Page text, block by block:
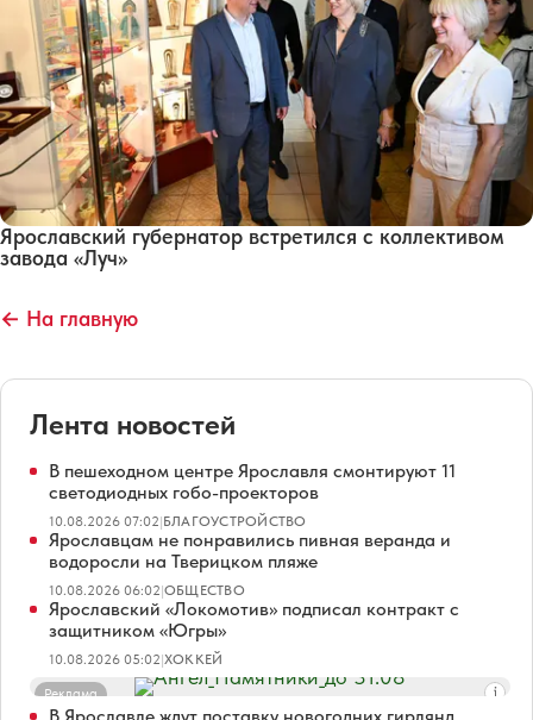
Ярославский губернатор встретился с коллективом
завода «Луч»
← На главную
Лента новостей
В пешеходном центре Ярославля смонтируют 11
светодиодных гобо-проекторов
10.08.2026 07:02|БЛАГОУСТРОЙСТВО
Ярославцам не понравились пивная веранда и
водоросли на Тверицком пляже
10.08.2026 06:02|ОБЩЕСТВО
Ярославский «Локомотив» подписал контракт с
защитником «Югры»
10.08.2026 05:02|ХОККЕЙ
Реклама